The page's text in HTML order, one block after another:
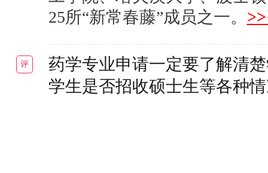
25所“新常春藤”成员之一。
评
药学专业申请一定要了解清
学生是否招收硕士生等各种